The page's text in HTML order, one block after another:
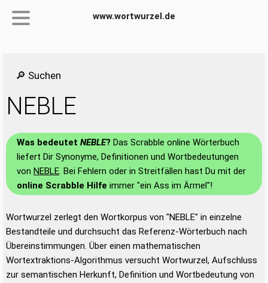
www.wortwurzel.de
🔎 Suchen
NEBLE
Was bedeutet NEBLE? Das Scrabble online Wörterbuch
liefert Dir Synonyme, Definitionen und Wortbedeutungen
von NEBLE. Bei Fehlern oder in Streitfällen hast Du mit der
online Scrabble Hilfe immer "ein Ass im Ärmel"!
Wortwurzel zerlegt den Wortkorpus von "NEBLE" in einzelne
Bestandteile und durchsucht das Referenz-Wörterbuch nach
Übereinstimmungen. Über einen mathematischen
Wortextraktions-Algorithmus versucht Wortwurzel, Aufschluss
zur semantischen Herkunft, Definition und Wortbedeutung von